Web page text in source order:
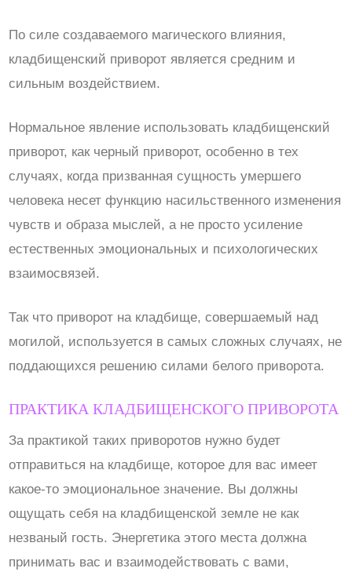
По силе создаваемого магического влияния,
кладбищенский приворот является средним и
сильным воздействием.
Нормальное явление использовать кладбищенский
приворот, как черный приворот, особенно в тех
случаях, когда призванная сущность умершего
человека несет функцию насильственного изменения
чувств и образа мыслей, а не просто усиление
естественных эмоциональных и психологических
взаимосвязей.
Так что приворот на кладбище, совершаемый над
могилой, используется в самых сложных случаях, не
поддающихся решению силами белого приворота.
ПРАКТИКА КЛАДБИЩЕНСКОГО ПРИВОРОТА
За практикой таких приворотов нужно будет
отправиться на кладбище, которое для вас имеет
какое-то эмоциональное значение. Вы должны
ощущать себя на кладбищенской земле не как
незваный гость. Энергетика этого места должна
принимать вас и взаимодействовать с вами,